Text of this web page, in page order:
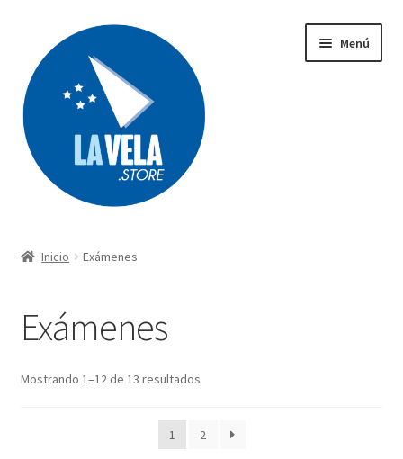
la
navegación
contenido
Menú
Acerca de Lavela
Tienda
Inicio Exámenes
Exámenes
Mostrando 1–12 de 13 resultados
1 2